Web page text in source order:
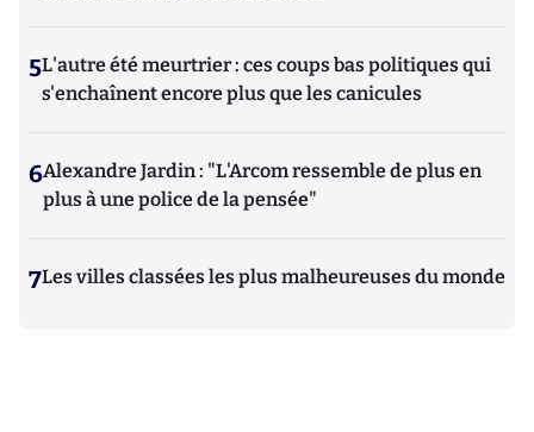
5L'autre été meurtrier : ces coups bas politiques qui
s'enchaînent encore plus que les canicules
6Alexandre Jardin : "L'Arcom ressemble de plus en
plus à une police de la pensée"
7Les villes classées les plus malheureuses du monde